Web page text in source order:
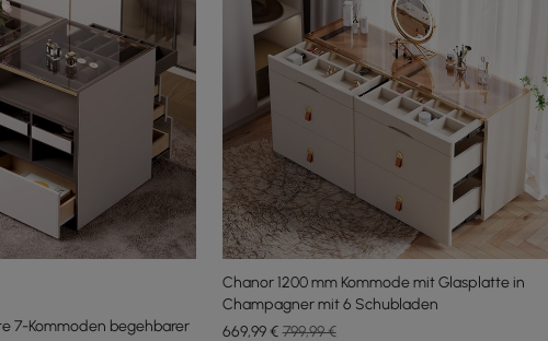
7-Kommoden begehbarer
Chanor 1200 mm Kommode mit Glasplatte in
Champagner mit 6 Schubladen
669,99€ 799,99 €